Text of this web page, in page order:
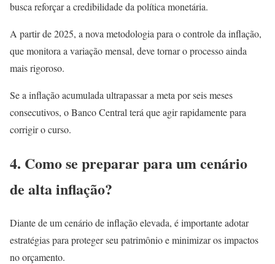
busca reforçar a credibilidade da política monetária.
A partir de 2025, a nova metodologia para o controle da inflação,
que monitora a variação mensal, deve tornar o processo ainda
mais rigoroso.
Se a inflação acumulada ultrapassar a meta por seis meses
consecutivos, o Banco Central terá que agir rapidamente para
corrigir o curso.
4. Como se preparar para um cenário
de alta inflação?
Diante de um cenário de inflação elevada, é importante adotar
estratégias para proteger seu patrimônio e minimizar os impactos
no orçamento.